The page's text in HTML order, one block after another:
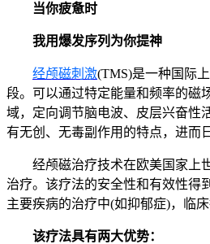
当你疲惫时
我用爆发序列为你提神
经颅磁刺激(TMS)是一种国际
段。可以通过特定能量和频率的磁
域，定向调节脑电波、皮层兴奋性
有无创、无毒副作用的特点，进而
经颅磁治疗技术在欧美国家上
治疗。该疗法的安全性和有效性得
主要疾病的治疗中(如抑郁症)，临
该疗法具有两大优势：